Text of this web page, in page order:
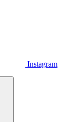
Instagram